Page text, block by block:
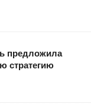
предложила
стратегию